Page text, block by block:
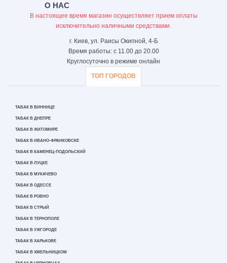
О НАС
В настоящее время магазин осуществляет прием оплаты
исключительно наличными средствами.
г. Киев, ул. Раисы Окипной, 4-Б
Время работы: с 11.00 до 20.00
Круглосуточно в режиме онлайн
ТОП ГОРОДОВ
ТАБАК В ВИННИЦЕ
ТАБАК В ДНЕПРЕ
ТАБАК В ЖИТОМИРЕ
ТАБАК В ИВАНО-ФРАНКОВСКЕ
ТАБАК В КАМЕНЕЦ-ПОДОЛЬСКИЙ
ТАБАК В ЛУЦКЕ
ТАБАК В МУКАЧЕВО
ТАБАК В ОДЕССЕ
ТАБАК В РОВНО
ТАБАК В СТРЫЙ
ТАБАК В ТЕРНОПОЛЕ
ТАБАК В УЖГОРОДЕ
ТАБАК В ХАРЬКОВЕ
ТАБАК В ХМЕЛЬНИЦКОМ